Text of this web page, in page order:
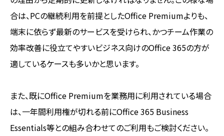
合は、PCの継続利用を前提としたOffice Premiumよりも、
端末に依らず最新のサービスを受けられ、かつチーム作業の
効率改善に役立てやすいビジネス向けのOffice 365の方が
適しているケースも多いかと思います。
また、既にOffice Premiumを業務用に利用されている場合
は、一年間利用権が切れる前にOffice 365 Business
Essentials等との組み合わせてのご利用もご検討ください。